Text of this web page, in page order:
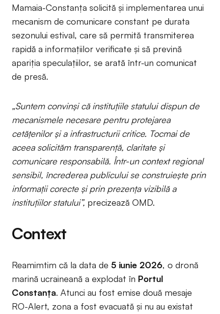
Mamaia-Constanța solicită și implementarea unui
mecanism de comunicare constant pe durata
sezonului estival, care să permită transmiterea
rapidă a informațiilor verificate și să prevină
apariția speculațiilor, se arată într-un comunicat
de presă.
„Suntem convinși că instituțiile statului dispun de
mecanismele necesare pentru protejarea
cetățenilor și a infrastructurii critice. Tocmai de
aceea solicităm transparență, claritate și
comunicare responsabilă. Într-un context regional
sensibil, încrederea publicului se construiește prin
informații corecte și prin prezența vizibilă a
instituțiilor statului”, precizează OMD.
Context
Reamimtim că la data de 5 iunie 2026, o dronă
marină ucraineană a explodat în Portul
Constanța. Atunci au fost emise două mesaje
RO-Alert, zona a fost evacuată și nu au existat